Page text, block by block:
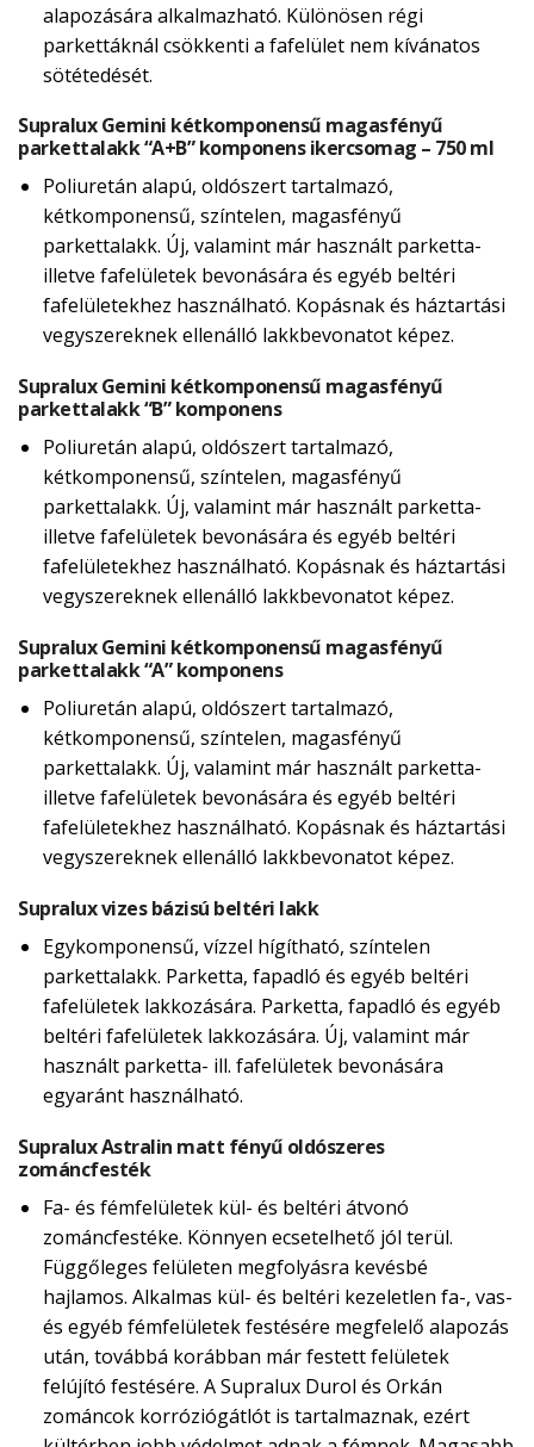
alapozására alkalmazható. Különösen régi
parkettáknál csökkenti a fafelület nem kívánatos
sötétedését.
Supralux Gemini kétkomponensű magasfényű
parkettalakk “A+B” komponens ikercsomag – 750 ml
Poliuretán alapú, oldószert tartalmazó,
kétkomponensű, színtelen, magasfényű
parkettalakk. Új, valamint már használt parketta-
illetve fafelületek bevonására és egyéb beltéri
fafelületekhez használható. Kopásnak és háztartási
vegyszereknek ellenálló lakkbevonatot képez.
Supralux Gemini kétkomponensű magasfényű
parkettalakk “B” komponens
Poliuretán alapú, oldószert tartalmazó,
kétkomponensű, színtelen, magasfényű
parkettalakk. Új, valamint már használt parketta-
illetve fafelületek bevonására és egyéb beltéri
fafelületekhez használható. Kopásnak és háztartási
vegyszereknek ellenálló lakkbevonatot képez.
Supralux Gemini kétkomponensű magasfényű
parkettalakk “A” komponens
Poliuretán alapú, oldószert tartalmazó,
kétkomponensű, színtelen, magasfényű
parkettalakk. Új, valamint már használt parketta-
illetve fafelületek bevonására és egyéb beltéri
fafelületekhez használható. Kopásnak és háztartási
vegyszereknek ellenálló lakkbevonatot képez.
Supralux vizes bázisú beltéri lakk
Egykomponensű, vízzel hígítható, színtelen
parkettalakk. Parketta, fapadló és egyéb beltéri
fafelületek lakkozására. Parketta, fapadló és egyéb
beltéri fafelületek lakkozására. Új, valamint már
használt parketta- ill. fafelületek bevonására
egyaránt használható.
Supralux Astralin matt fényű oldószeres
zománcfesték
Fa- és fémfelületek kül- és beltéri átvonó
zománcfestéke. Könnyen ecsetelhető jól terül.
Függőleges felületen megfolyásra kevésbé
hajlamos. Alkalmas kül- és beltéri kezeletlen fa-, vas-
és egyéb fémfelületek festésére megfelelő alapozás
után, továbbá korábban már festett felületek
felújító festésére. A Supralux Durol és Orkán
zománcok korróziógátlót is tartalmaznak, ezért